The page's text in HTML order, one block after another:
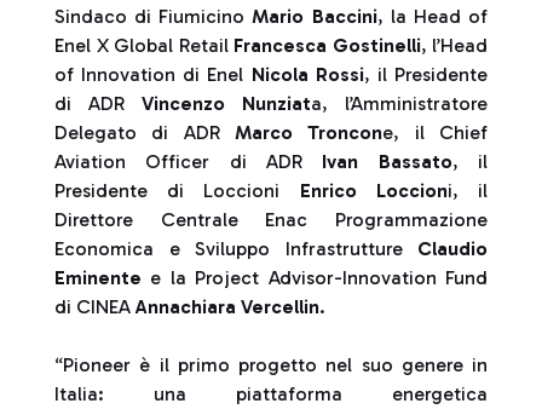
Sindaco di FiumicinoMario Baccini, la Head of
Enel X Global Retail Francesca Gostinelli, l’Head
of Innovation di Enel Nicola Rossi, il Presidente
di ADR Vincenzo Nunziata, l’Amministratore
Delegato di ADR Marco Troncone, il Chief
Aviation Officer di ADR Ivan Bassato, il
Presidente di Loccioni Enrico Loccioni, il
Direttore Centrale Enac Programmazione
Economica e Sviluppo Infrastrutture Claudio
Eminente e la Project Advisor-Innovation Fund
di CINEAAnnachiara Vercellin.
“Pioneer è il primo progetto nel suo genere in
Italia: una piattaforma energetica